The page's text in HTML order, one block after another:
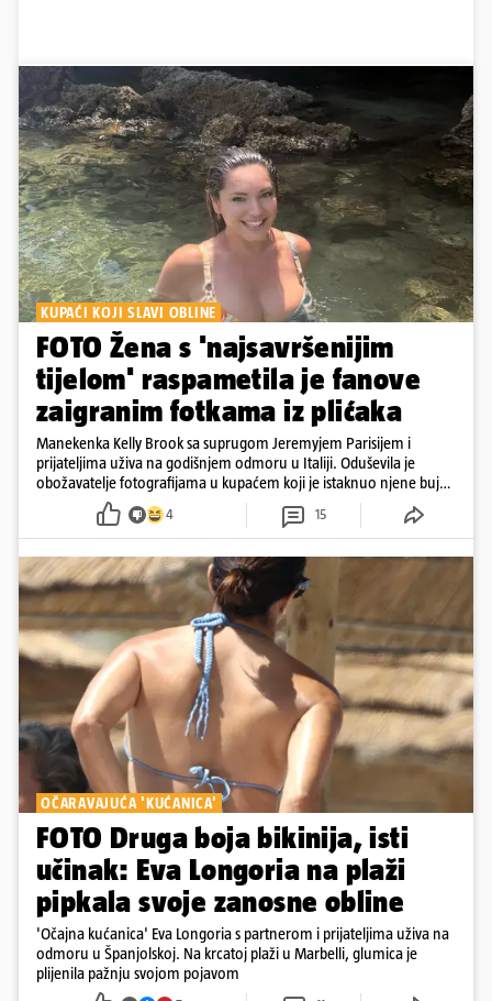
KUPAĆI KOJI SLAVI OBLINE
FOTO Žena s 'najsavršenijim
tijelom' raspametila je fanove
zaigranim fotkama iz plićaka
Manekenka Kelly Brook sa suprugom Jeremyjem Parisijem i
prijateljima uživa na godišnjem odmoru u Italiji. Oduševila je
obožavatelje fotografijama u kupaćem koji je istaknuo njene bujne
4 15
OČARAVAJUĆA 'KUĆANICA'
FOTO Druga boja bikinija, isti
učinak: Eva Longoria na plaži
pipkala svoje zanosne obline
'Očajna kućanica' Eva Longoria s partnerom i prijateljima uživa na
odmoru u Španjolskoj. Na krcatoj plaži u Marbelli, glumica je
plijenila pažnju svojom pojavom